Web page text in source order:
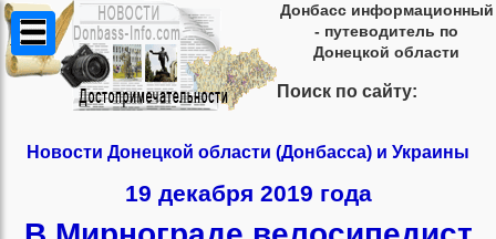
Донбасс информационный
- путеводитель по
Донецкой области
Поиск по сайту:
Новости Донецкой области (Донбасса) и Украины
19 декабря 2019 года